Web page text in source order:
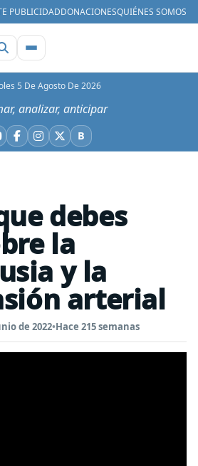
PUBLICIDADDONACIONESQUIÉNES SOMOS
5 De Agosto De 2026
analizar, anticipar
Facebook
Instagram
X BBluesky
debes
la
y la
arterial
de 2022•Hace 215 semanas